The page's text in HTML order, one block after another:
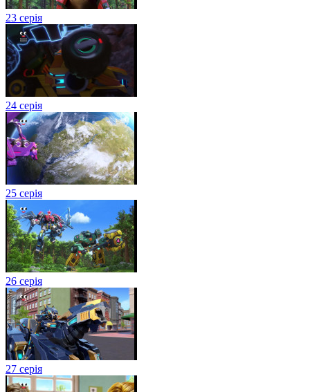
23 серія
24 серія
25 серія
26 серія
27 серія